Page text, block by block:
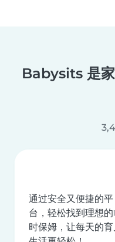
Babysits 是
通过安全又便捷的平
台，轻松找到理想的
时保姆，让每天的